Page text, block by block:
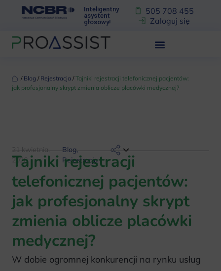
Inteligentny
asystent
głosowy!
505 708 455
Zaloguj się
‏‏‎ ‎/‏‏‎ ‎ Blog ‏‏‎ ‎/‏‏‎ ‎ Rejestracja ‏‏‎ ‎/‏‏‎ ‎Tajniki rejestracji telefonicznej pacjentów:
jak profesjonalny skrypt zmienia oblicze placówki medycznej?
21 kwietnia,
2026
Blog,
Rejestracja
Tajniki rejestracji
telefonicznej pacjentów:
jak profesjonalny skrypt
zmienia oblicze placówki
medycznej?
W dobie ogromnej konkurencji na rynku usług